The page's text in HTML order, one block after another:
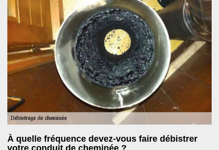
À quelle fréquence devez-vous faire débistrer
votre conduit de cheminée ?